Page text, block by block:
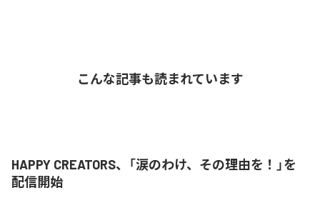
こんな記事も読まれています
HAPPY CREATORS、「涙のわけ、その理由を！」を
配信開始